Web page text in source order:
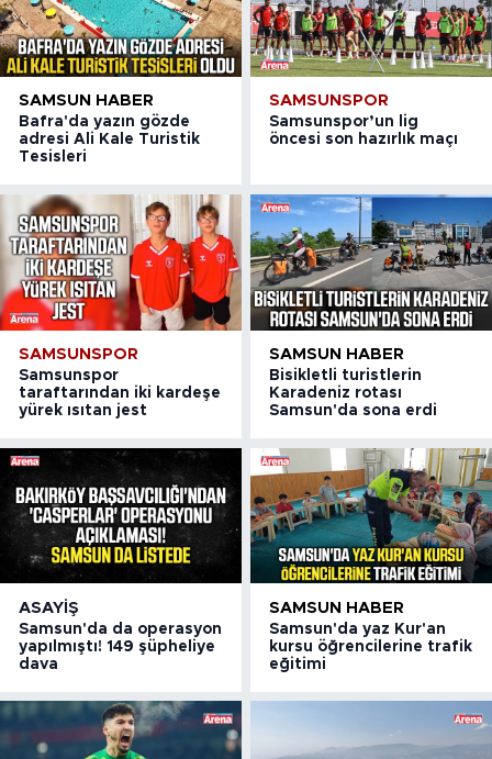
SAMSUN HABER
Bafra'da yazın gözde
adresi Ali Kale Turistik
Tesisleri
SAMSUNSPOR
Samsunspor’un lig
öncesi son hazırlık maçı
SAMSUNSPOR
Samsunspor
taraftarından iki kardeşe
yürek ısıtan jest
SAMSUN HABER
Bisikletli turistlerin
Karadeniz rotası
Samsun'da sona erdi
ASAYIŞ
Samsun'da da operasyon
yapılmıştı! 149 şüpheliye
dava
SAMSUN HABER
Samsun'da yaz Kur'an
kursu öğrencilerine trafik
eğitimi